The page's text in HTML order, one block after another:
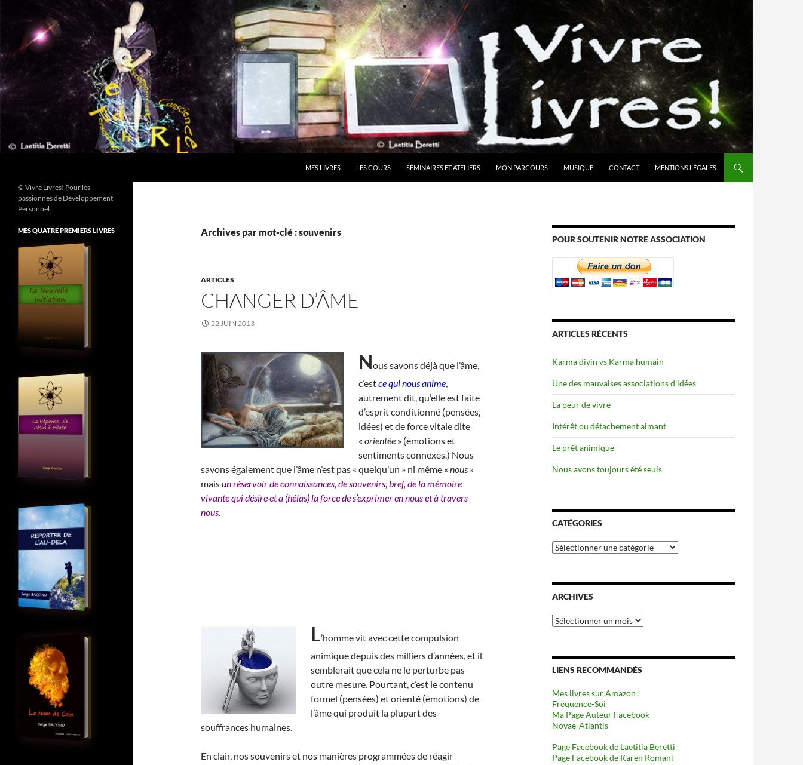
contenu
MES LIVRES LES COURS SÉMINAIRES ET ATELIERS MON PARCOURS MUSIQUE CONTACT MENTIONS LÉGALES
Archives par mot-clé : souvenirs
ARTICLES
CHANGER D’ÂME
22 JUIN 2013
Nous savons déjà que l’âme,
c’estce qui nous anime,
autrement dit, qu’elle est faite
d’esprit conditionné (pensées,
idées) et de force vitale dite
« orientée » (émotions et
sentiments connexes.) Nous
savons également que l’âme n’est pas « quelqu’un » ni même « nous »
maisun réservoir de connaissances, de souvenirs, bref, de la mémoire
vivante qui désire et a (hélas) la force de s’exprimer en nous et à travers
nous.
L’homme vit avec cette compulsion
animique depuis des milliers d’années, et il
semblerait que cela ne le perturbe pas
outre mesure. Pourtant, c’est le contenu
formel (pensées) et orienté (émotions) de
l’âme qui produit la plupart des
souffrances humaines.
En clair, nos souvenirs et nos manières programmées de réagir
POUR SOUTENIR NOTRE ASSOCIATION
ARTICLES RÉCENTS
Karma divin vs Karma humain
Une des mauvaises associations d’idées
La peur de vivre
Intérêt ou détachement aimant
Le prêt animique
Nous avons toujours été seuls
CATÉGORIES
Catégories
ARCHIVES
Archives
LIENS RECOMMANDÉS
Mes livres sur Amazon !
Fréquence-Soi
Ma Page Auteur Facebook
Novae-Atlantis
Page Facebook de Laetitia Beretti
Page Facebook de Karen Romani
© Vivre Livres! Pour les
passionnés de Développement
Personnel
MES QUATRE PREMIERS LIVRES